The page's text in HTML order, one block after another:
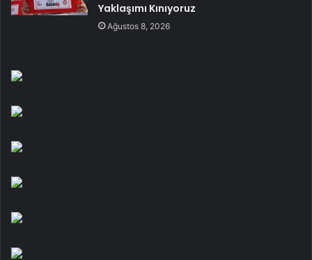
Yaklaşımı Kınıyoruz
Ağustos 8, 2026